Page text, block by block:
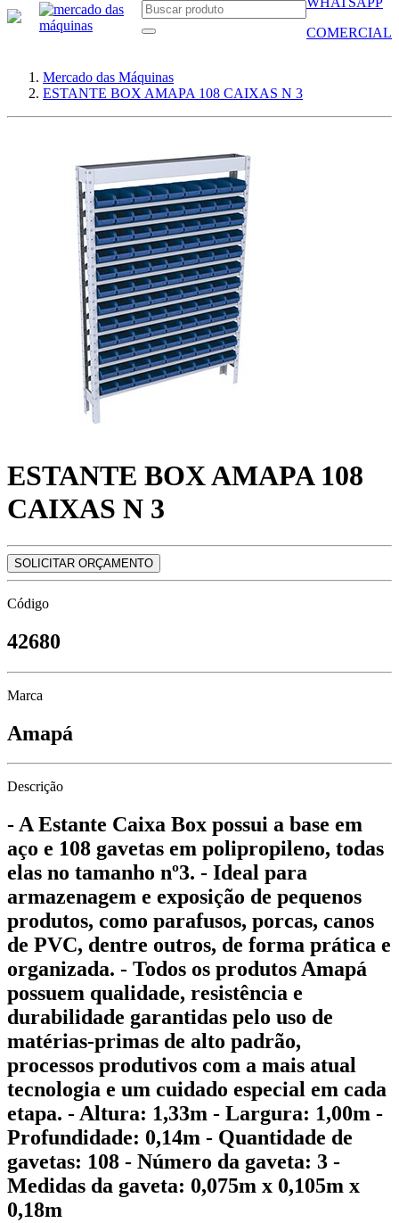
COMERCIAL
Mercado das Máquinas
ESTANTE BOX AMAPA 108 CAIXAS N 3
ESTANTE BOX AMAPA 108
CAIXAS N 3
SOLICITAR ORÇAMENTO
Código
42680
Marca
Amapá
Descrição
- A Estante Caixa Box possui a base em
aço e 108 gavetas em polipropileno, todas
elas no tamanho nº3. - Ideal para
armazenagem e exposição de pequenos
produtos, como parafusos, porcas, canos
de PVC, dentre outros, de forma prática e
organizada. - Todos os produtos Amapá
possuem qualidade, resistência e
durabilidade garantidas pelo uso de
matérias-primas de alto padrão,
processos produtivos com a mais atual
tecnologia e um cuidado especial em cada
etapa. - Altura: 1,33m - Largura: 1,00m -
Profundidade: 0,14m - Quantidade de
gavetas: 108 - Número da gaveta: 3 -
Medidas da gaveta: 0,075m x 0,105m x
0,18m